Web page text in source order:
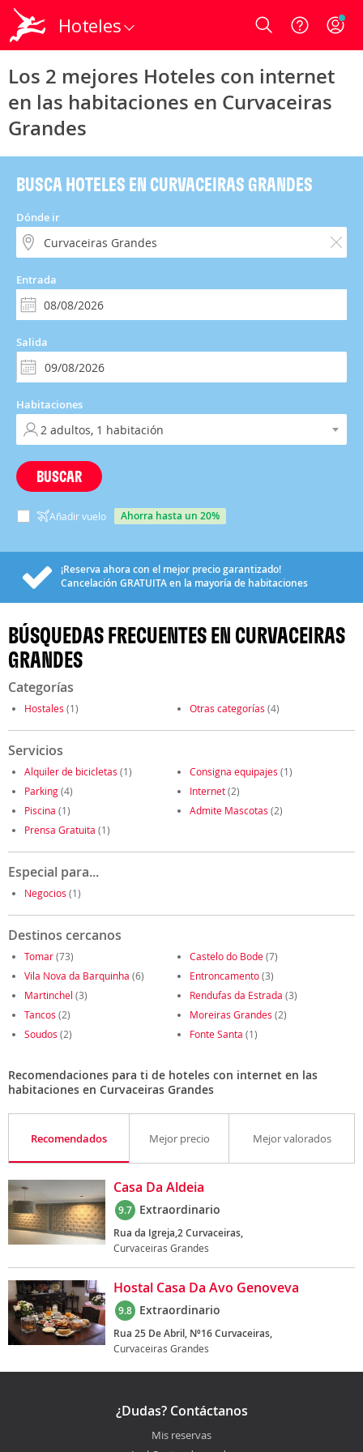
Hoteles Login
Los 2 mejores Hoteles con internet
en las habitaciones en Curvaceiras
Grandes
BUSCA HOTELES EN CURVACEIRAS GRANDES
Dónde ir
Entrada
Salida
Habitaciones
BUSCAR
Añadir vuelo ahorra hasta un 20%
¡Reserva ahora con el mejor precio garantizado!
Cancelación GRATUITAen la mayoría de habitaciones
BÚSQUEDAS FRECUENTES EN CURVACEIRAS
GRANDES
Categorías
Hostales (1) Otras categorías (4)
Servicios
Alquiler de bicicletas (1) Consigna equipajes (1)
Parking(4) Internet(2)
Piscina (1) Admite Mascotas (2)
Prensa Gratuita (1)
Especial para...
Negocios (1)
Destinos cercanos
Tomar(73) Castelo do Bode(7)
Vila Nova da Barquinha (6) Entroncamento(3)
Martinchel (3) Rendufas da Estrada (3)
Tancos (2) Moreiras Grandes (2)
Soudos (2) Fonte Santa (1)
Recomendaciones para ti de hoteles con internet en las
habitaciones en Curvaceiras Grandes
Recomendados Mejor precio Mejor valorados
Casa Da Aldeia
9.7 Extraordinario
Rua da Igreja,2 Curvaceiras,
Curvaceiras Grandes
Hostal Casa Da Avo Genoveva
9.8 Extraordinario
Rua 25 De Abril, Nº16 Curvaceiras,
Curvaceiras Grandes
¿Dudas? Contáctanos
Mis reservas